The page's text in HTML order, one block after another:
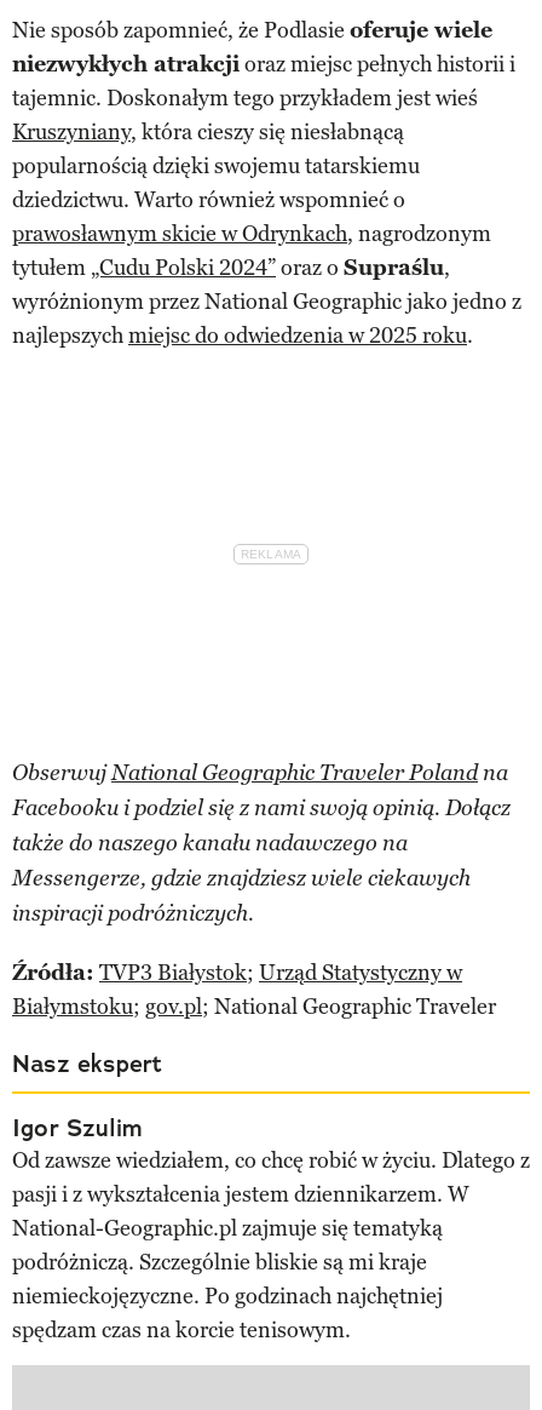
Nie sposób zapomnieć, że Podlasie oferuje wiele
niezwykłych atrakcjioraz miejsc pełnych historii i
tajemnic. Doskonałym tego przykładem jest wieś
Kruszyniany, która cieszy się niesłabnącą
popularnością dzięki swojemu tatarskiemu
dziedzictwu. Warto również wspomnieć o
prawosławnym skicie w Odrynkach, nagrodzonym
tytułem „Cudu Polski 2024”oraz o Supraślu,
wyróżnionym przez National Geographic jako jedno z
najlepszychmiejsc do odwiedzenia w 2025 roku.
ObserwujNational Geographic Traveler Polandna
Facebooku i podziel się z nami swoją opinią. Dołącz
także do naszego kanału nadawczego na
Messengerze, gdzie znajdziesz wiele ciekawych
inspiracji podróżniczych.
Źródła: TVP3 Białystok; Urząd Statystyczny w
Białymstoku; gov.pl; National Geographic Traveler
Nasz ekspert
Igor Szulim
Od zawsze wiedziałem, co chcę robić w życiu. Dlatego z
pasji i z wykształcenia jestem dziennikarzem. W
National-Geographic.pl zajmuje się tematyką
podróżniczą. Szczególnie bliskie są mi kraje
niemieckojęzyczne. Po godzinach najchętniej
spędzam czas na korcie tenisowym.